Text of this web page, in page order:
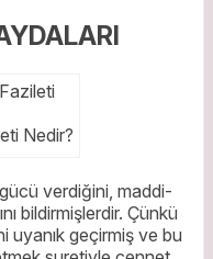
Nedir?
verdiğini, maddi-
bildirmişlerdir. Çünkü
uyanık geçirmiş ve bu